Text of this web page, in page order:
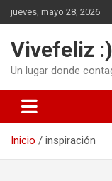
Saltar
al
jueves, mayo 28, 2026
Vivefeliz :)
Un lugar donde
Inicio inspiración